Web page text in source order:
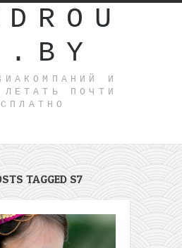
И
ПОЧТИ
TAGGED S7